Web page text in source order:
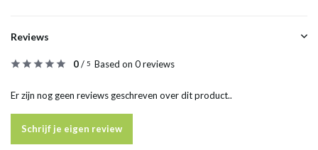
Reviews
0/ 5 Based on 0 reviews
Er zijn nog geen reviews geschreven over dit product..
Schrijf je eigen review